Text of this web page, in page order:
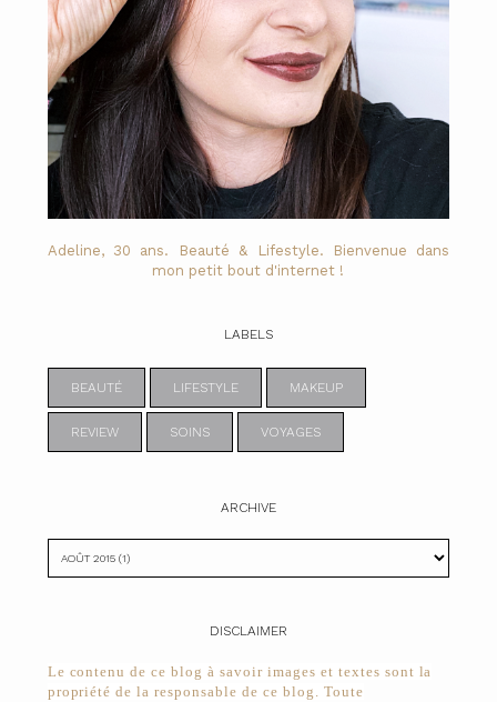
Adeline, 30 ans. Beauté & Lifestyle. Bienvenue dans
mon petit bout d'internet !
LABELS
BEAUTÉ LIFESTYLE MAKEUP
REVIEW SOINS VOYAGES
ARCHIVE
DISCLAIMER
Le contenu de ce blog à savoir images et textes sont la
propriété de la responsable de ce blog. Toute